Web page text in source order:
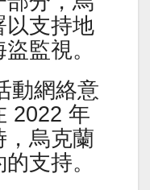
以支持地
監視。
動網絡意
2022 年
，烏克蘭
支持。